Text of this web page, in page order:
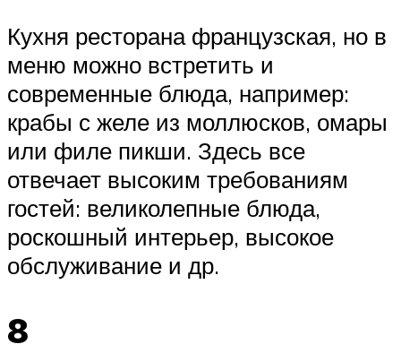
Кухня ресторана французская, но в
меню можно встретить и
современные блюда, например:
крабы с желе из моллюсков, омары
или филе пикши. Здесь все
отвечает высоким требованиям
гостей: великолепные блюда,
роскошный интерьер, высокое
обслуживание и др.
8